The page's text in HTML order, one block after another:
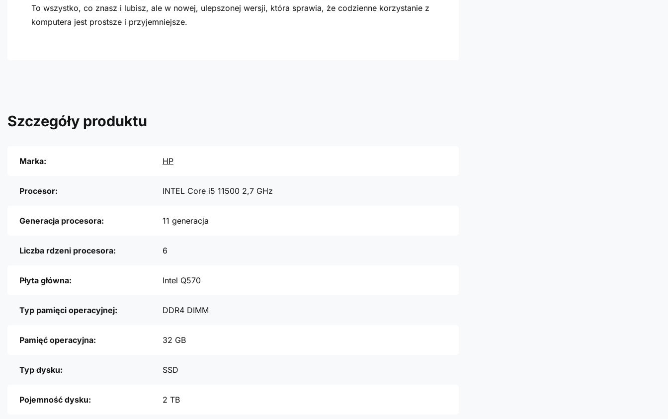
To wszystko, co znasz i lubisz, ale w nowej, ulepszonej wersji, która sprawia, że codzienne korzystanie z
komputera jest prostsze i przyjemniejsze.
Szczegóły produktu
Marka: HP
Procesor: INTEL Core i5 11500 2,7 GHz
Generacja procesora: 11 generacja
Liczba rdzeni procesora: 6
Płyta główna: Intel Q570
Typ pamięci operacyjnej: DDR4 DIMM
Pamięć operacyjna: 32 GB
Typ dysku: SSD
Pojemność dysku: 2 TB